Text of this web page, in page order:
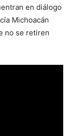
en diálogo
Michoacán
no se retiren